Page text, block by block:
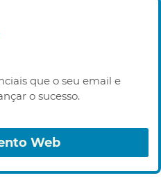
que o seu email e
o sucesso.
Web